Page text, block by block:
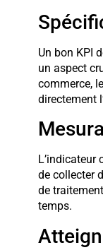
Un bon KPI
un aspect
commerce,
directement
L’indicateur
de collecter
de
temps.